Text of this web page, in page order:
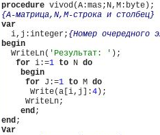
procedure
{A-матрица,N,M-строка и столбец}
var
  i,j:integer;
{Номер очередного
begin
  WriteLn(
'Результат: ' );
for i:=1 to N do
begin
for J:=1 to M do
      Write(a[i,j]:
4);
     WriteLn;
end
end
Var